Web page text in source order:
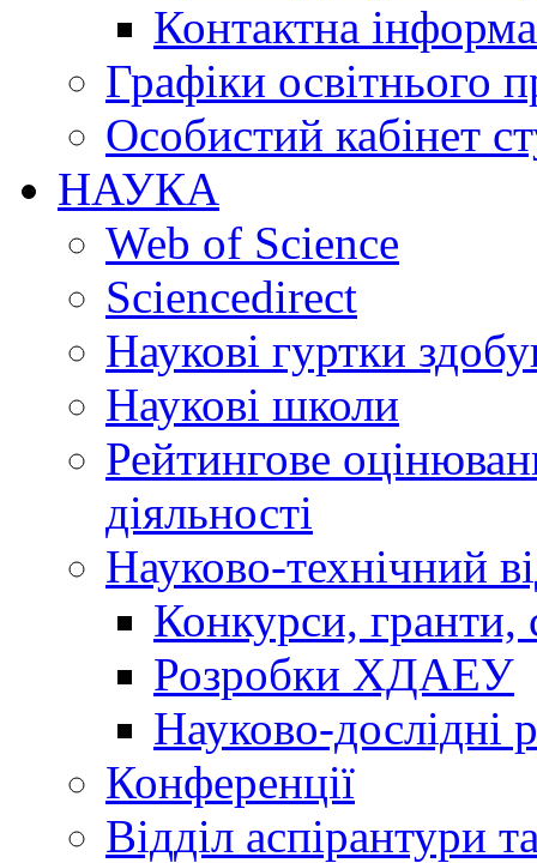
Контактна
Графіки освітнього
Особистий кабінет
НАУКА
Web of Science
Sciencedirect
Наукові гуртки
Наукові школи
Рейтингове
діяльності
Науково-технічний
Конкурси, гранти,
Розробки ХДАЕУ
Науково-дослідні
Конференції
Відділ аспірантури